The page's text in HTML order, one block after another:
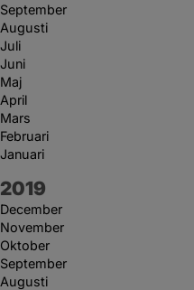
September
Augusti
Juli
Juni
Maj
April
Mars
Februari
Januari
År:
2019
December
November
Oktober
September
Augusti